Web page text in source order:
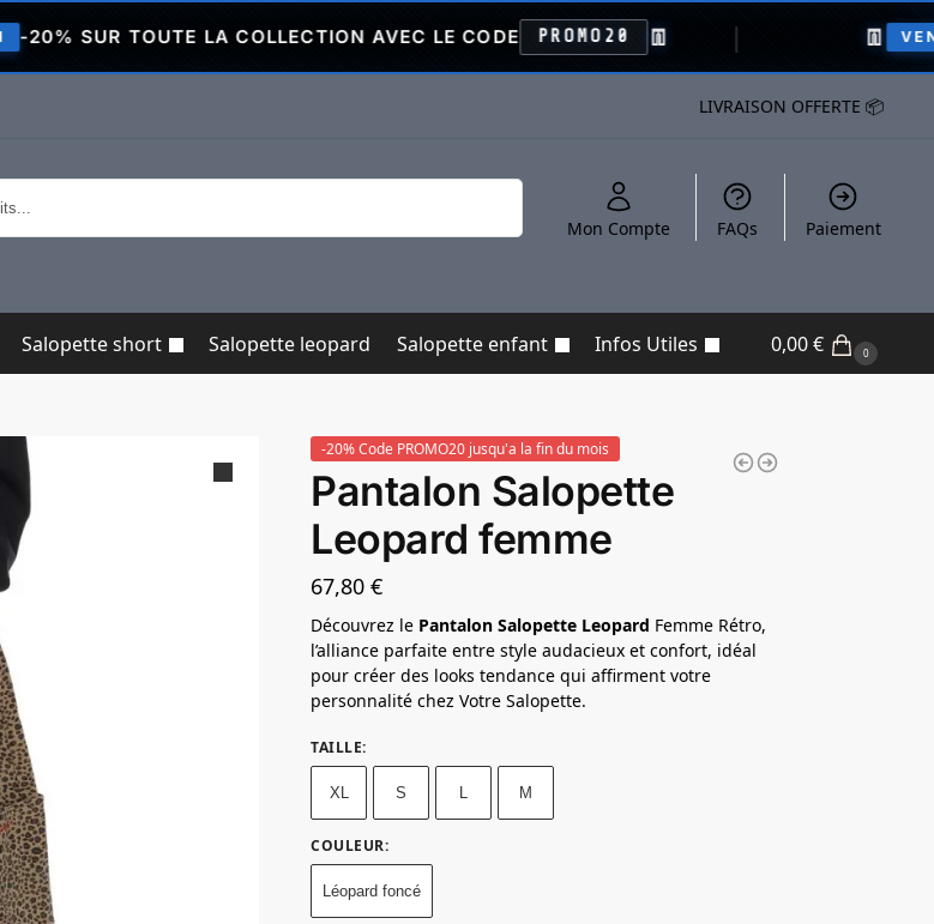
TOUTE LA COLLECTION AVEC LE CODE PROMO20 👖 VENTE FLASH
LIVRAISON OFFERTE 📦
Mon Compte FAQs Paiement
Salopette short Salopette leopard Salopette enfant Infos Utiles 0,00€ 0
-20% Code PROMO20 jusqu'a la fin du mois
Pantalon Salopette
Leopard femme
67,80€
Découvrez le Pantalon Salopette Leopard Femme Rétro,
l’alliance parfaite entre style audacieux et confort, idéal
pour créer des looks tendance qui affirment votre
personnalité chez Votre Salopette.
TAILLE:
XL S L M
COULEUR:
Léopard foncé